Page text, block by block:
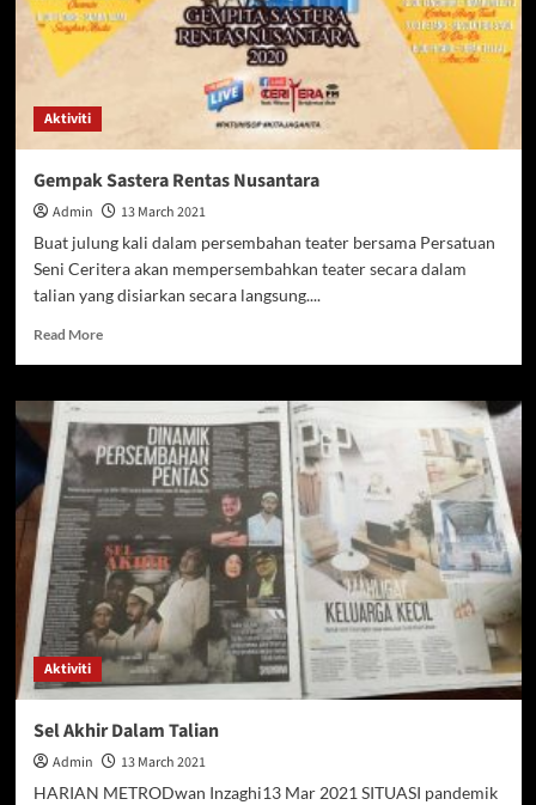
Aktiviti
Gempak Sastera Rentas Nusantara
Admin
13 March 2021
Buat julung kali dalam persembahan teater bersama Persatuan
Seni Ceritera akan mempersembahkan teater secara dalam
talian yang disiarkan secara langsung....
Read MoreRead
Gempak
Sastera
Rentas
Nusantara
Aktiviti
Sel Akhir Dalam Talian
Admin
13 March 2021
HARIAN METRODwan Inzaghi13 Mar 2021 SITUASI pandemik